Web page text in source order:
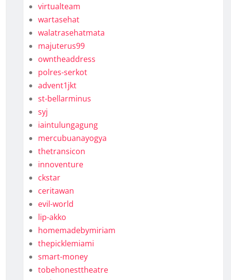
virtualteam
wartasehat
walatrasehatmata
majuterus99
owntheaddress
polres-serkot
advent1jkt
st-bellarminus
syj
iaintulungagung
mercubuanayogya
thetransicon
innoventure
ckstar
ceritawan
evil-world
lip-akko
homemadebymiriam
thepicklemiami
smart-money
tobehonesttheatre